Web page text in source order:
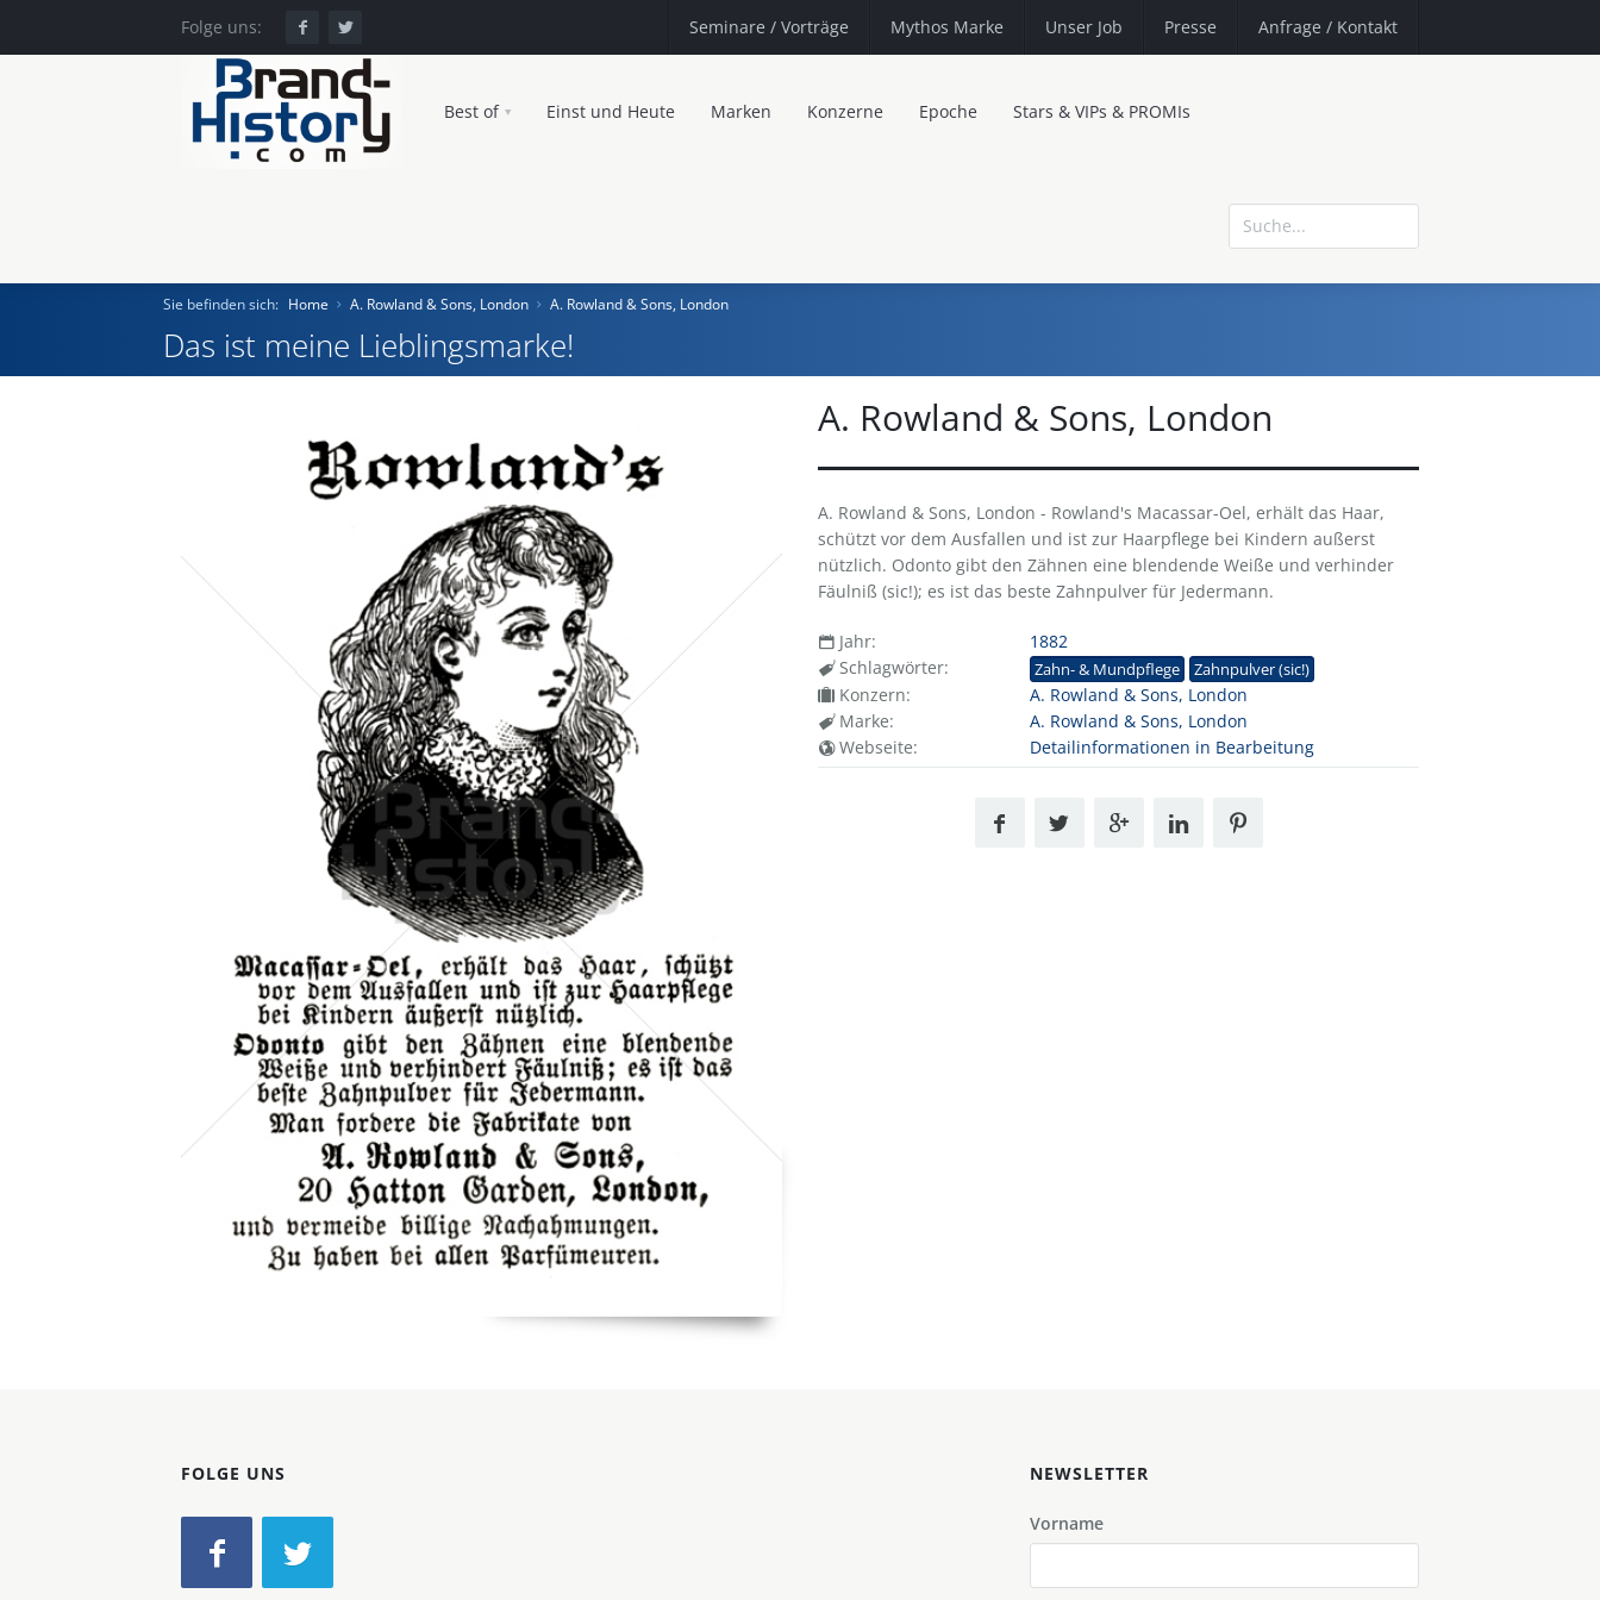
Folge uns: Seminare / Vorträge Mythos Marke Unser Job Presse Anfrage / Kontakt
Best of Einst und Heute Marken Konzerne Epoche Stars & VIPs & PROMIs
Einst und Heute
Konzerne
Epoche
Sie befinden sich: Home A. Rowland & Sons, London A. Rowland & Sons, London
Das ist meine Lieblingsmarke!
A. Rowland & Sons, London
A. Rowland & Sons, London - Rowland's Macassar-Oel, erhält das Haar,
schützt vor dem Ausfallen und ist zur Haarpflege bei Kindern außerst
nützlich. Odonto gibt den Zähnen eine blendende Weiße und verhinder
Fäulniß (sic!); es ist das beste Zahnpulver für Jedermann.
Jahr:
1882
Schlagwörter:
Zahn- & Mundpflege Zahnpulver (sic!)
Konzern:
A. Rowland & Sons, London
Marke:
A. Rowland & Sons, London
Webseite:
Detailinformationen in Bearbeitung
FOLGE UNS NEWSLETTER
Vorname